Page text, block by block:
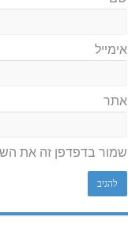
אימייל
אתר
שמור בדפדפן זה את